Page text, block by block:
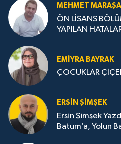
MEHMET
ÖN LİSANS
YAPILAN
EMIYRA BAYRAK
ÇOCUKLAR
ERSIN ŞIMŞEK
Ersin Şimşek
Batum’a, Yolun